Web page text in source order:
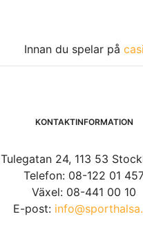
Innan du spelar på
KONTAKTINFORMATION
Tulegatan 24, 113 53
Telefon: 08-122 01
Växel: 08-441 00 10
E-post: